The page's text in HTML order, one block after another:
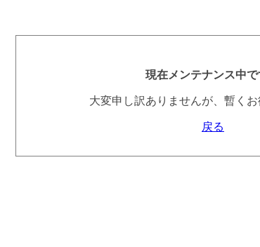
現在メンテナンス中で
大変申し訳ありませんが、暫くお
戻る